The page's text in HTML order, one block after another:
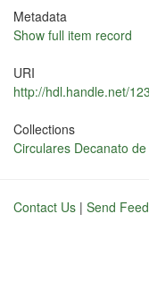
Metadata
Show full item record
URI
http://hdl.handle.net/
Collections
Circulares Decanato
Contact Us | Send